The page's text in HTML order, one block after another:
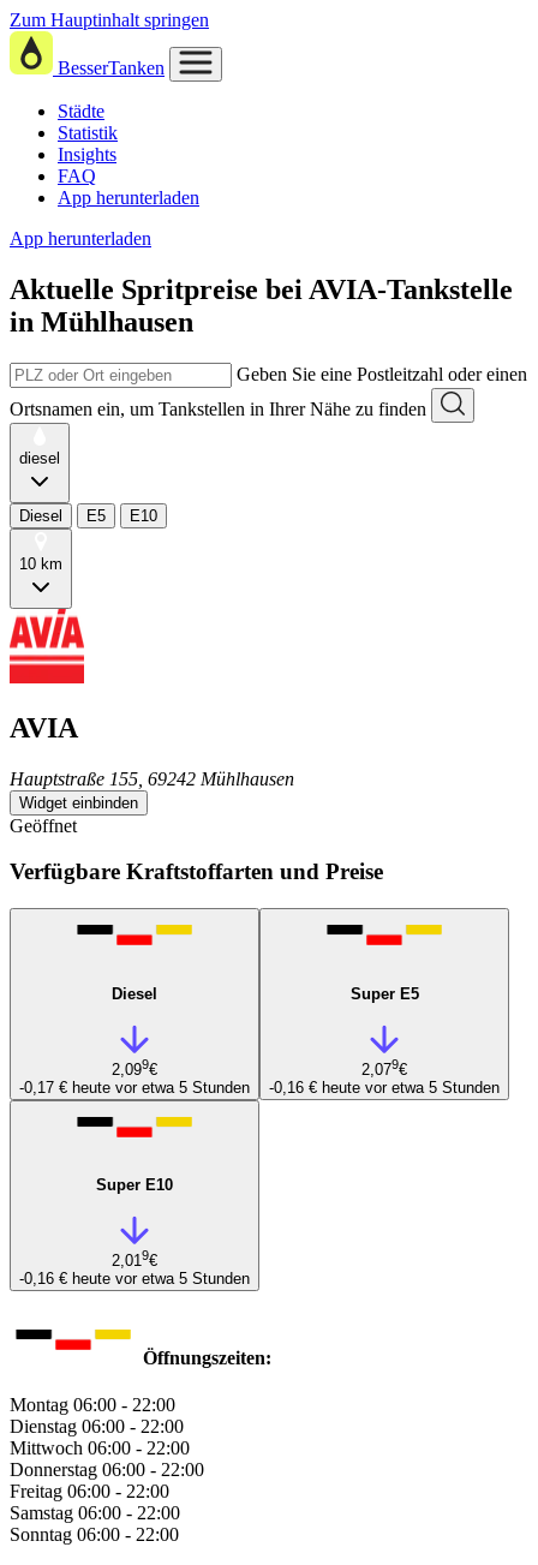
Zum Hauptinhalt springen
BesserTanken
Städte
Statistik
Insights
FAQ
App herunterladen
App herunterladen
Aktuelle Spritpreise bei AVIA-Tankstelle
in Mühlhausen
Geben Sie eine Postleitzahl oder einen
Ortsnamen ein, um Tankstellen in Ihrer Nähe zu finden
diesel
Diesel E5 E10
10 km
AVIA
Hauptstraße 155, 69242 Mühlhausen
Widget einbinden
Geöffnet
Verfügbare Kraftstoffarten und Preise
Diesel
2,099€
-0,17 € heute vor etwa 5 Stunden
Super E5
2,079€
-0,16 € heute vor etwa 5 Stunden
Super E10
2,01 9€
-0,16 € heute vor etwa 5 Stunden
Öffnungszeiten:
Montag 06:00 - 22:00
Dienstag 06:00 - 22:00
Mittwoch 06:00 - 22:00
Donnerstag 06:00 - 22:00
Freitag 06:00 - 22:00
Samstag 06:00 - 22:00
Sonntag 06:00 - 22:00